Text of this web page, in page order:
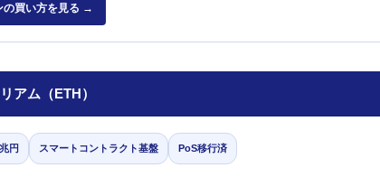
の買い方を見る →
アム（ETH）
円 スマートコントラクト基盤 PoS移行済